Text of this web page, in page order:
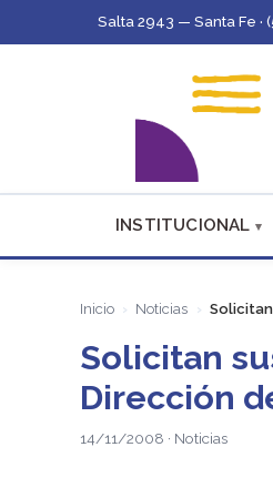
Salta 2943 — Santa Fe ·
INSTITUCIONAL
Inicio Noticias
Solicitan
Dirección
14/11/2008 · Noticias